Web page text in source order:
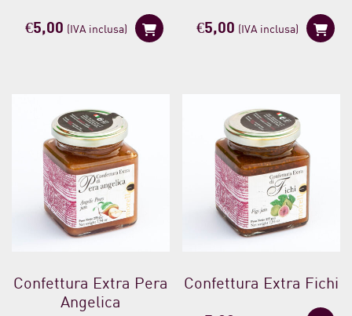
€5,00 (IVA inclusa) €5,00 (IVA inclusa)
Confettura Extra Pera
Angelica
Confettura Extra Fichi